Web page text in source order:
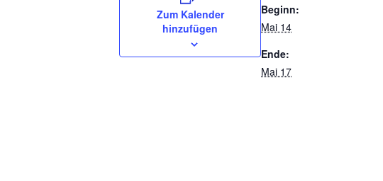
Zum Kalender
hinzufügen
Beginn:
Mai 14
Ende:
Mai 17